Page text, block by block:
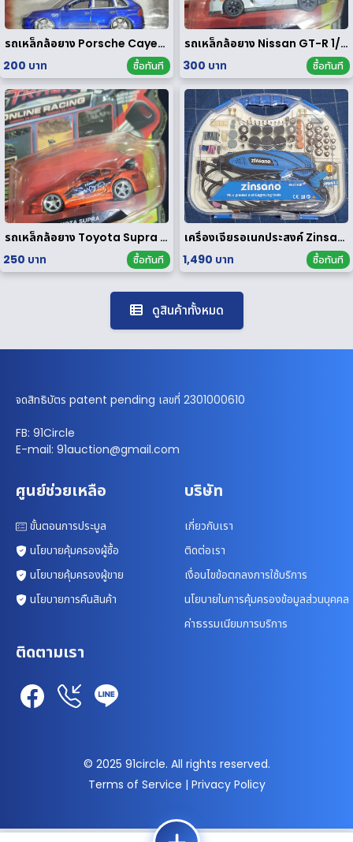
รถเหล็กล้อยาง Porsche Cayenne Turbo 1/64
200 บาท
ซื้อทันที
รถเหล็กล้อยาง Nissan GT-R 1/64
300 บาท
ซื้อทันที
รถเหล็กล้อยาง Toyota Supra 1/64
250 บาท
ซื้อทันที
เครื่องเจียรอเนกประสงค์ Zinsano รุ่น MG135E [ มือสอง ]
1,490 บาท
ซื้อทันที
ดูสินค้าทั้งหมด
จดสิทธิบัตร patent pending เลขที่ 2301000610
FB: 91Circle
E-mail: 91auction@gmail.com
ศูนย์ช่วยเหลือ
ขั้นตอนการประมูล
นโยบายคุ้มครองผู้ซื้อ
นโยบายคุ้มครองผู้ขาย
นโยบายการคืนสินค้า
บริษัท
เกี่ยวกับเรา
ติดต่อเรา
เงื่อนไขข้อตกลงการใช้บริการ
นโยบายในการคุ้มครองข้อมูลส่วนบุคคล
ค่าธรรมเนียมการบริการ
ติดตามเรา
© 2025 91circle. All rights reserved.
Terms of Service | Privacy Policy